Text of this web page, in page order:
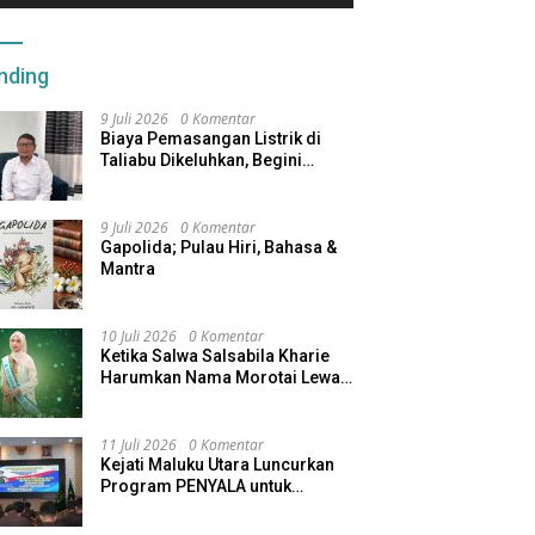
9 Juli 2026 0 Komentar
Biaya Pemasangan Listrik di
Taliabu Dikeluhkan, Begini
9 Juli 2026 0 Komentar
Gapolida; Pulau Hiri, Bahasa &
Mantra
10 Juli 2026 0 Komentar
Ketika Salwa Salsabila Kharie
Harumkan Nama Morotai Lewat
11 Juli 2026 0 Komentar
Kejati Maluku Utara Luncurkan
Program PENYALA untuk